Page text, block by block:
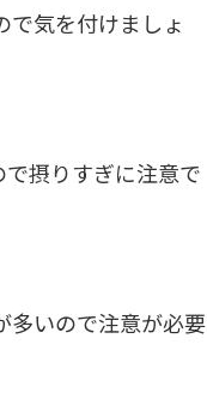
で気を付けましょ
摂りすぎに注意で
多いので注意が必要